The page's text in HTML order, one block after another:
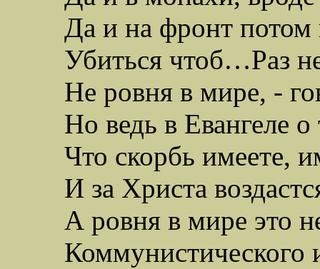
Да и на фронт потом
Убиться чтоб…Раз
Не ровня в мире, -
Но ведь в Евангеле о
Что скорбь имеете,
И за Христа
А ровня в мире это
Коммунистического